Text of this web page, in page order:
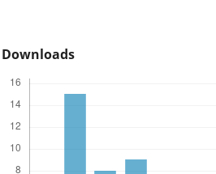
Downloads